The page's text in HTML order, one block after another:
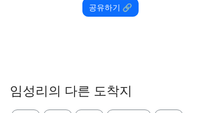
공유하기 🔗
임성리의 다른 도착지